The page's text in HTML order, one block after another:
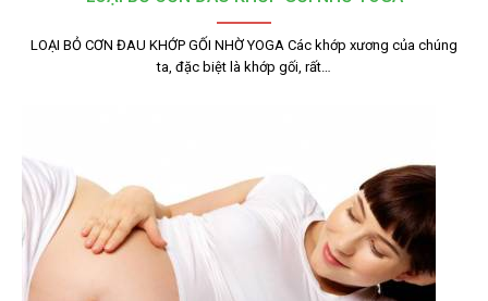
LOẠI BỎ CƠN ĐAU KHỚP GỐI NHỜ YOGA Các khớp xương của chúng
ta, đặc biệt là khớp gối, rất…